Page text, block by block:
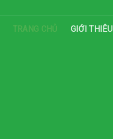
TRANG CHỦ GIỚI THIÊU